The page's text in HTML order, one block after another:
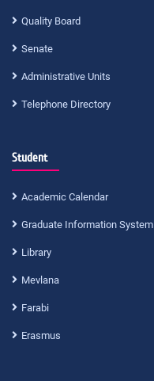
Quality Board
Senate
Administrative Units
Telephone Directory
Student
Academic Calendar
Graduate Information System
Library
Mevlana
Farabi
Erasmus